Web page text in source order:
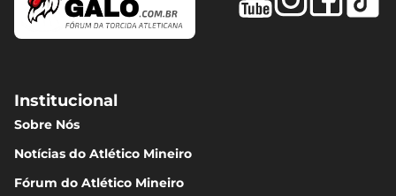
Institucional
Sobre Nós
Notícias do Atlético Mineiro
Fórum do Atlético Mineiro